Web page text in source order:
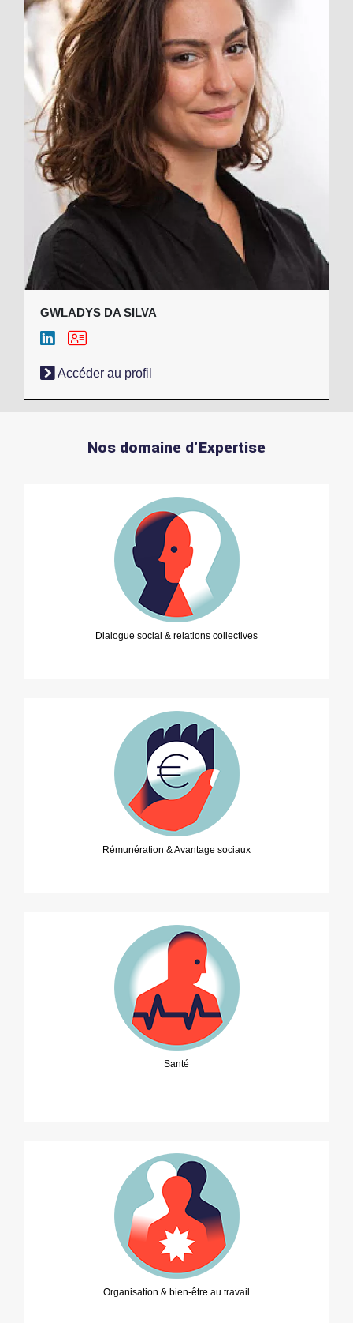
GWLADYS DA SILVA
Accéder au profil
Nos domaine d'Expertise
Dialogue social & relations collectives
Rémunération & Avantage sociaux
Santé
Organisation & bien-être au travail